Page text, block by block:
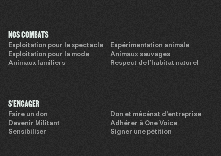
NOS COMBATS
Exploitation pour le spectacle
Expérimentation animale
Exploitation pour la mode
Animaux sauvages
Animaux familiers
Respect de l’habitat naturel
S'ENGAGER
Faire un don
Don et mécénat d’entreprise
Devenir Militant
Adhérer à One Voice
Sensibiliser
Signer une pétition